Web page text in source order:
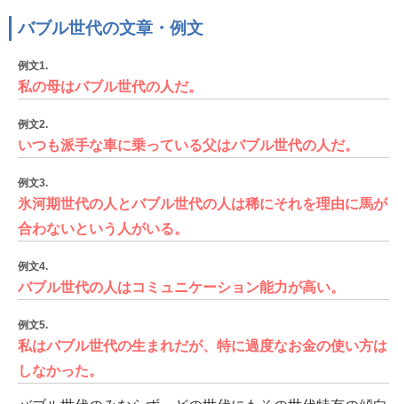
バブル世代の文章・例文
例文1.
私の母はバブル世代の人だ。
例文2.
いつも派手な車に乗っている父はバブル世代の人だ。
例文3.
氷河期世代の人とバブル世代の人は稀にそれを理由に馬が
合わないという人がいる。
例文4.
バブル世代の人はコミュニケーション能力が高い。
例文5.
私はバブル世代の生まれだが、特に過度なお金の使い方は
しなかった。